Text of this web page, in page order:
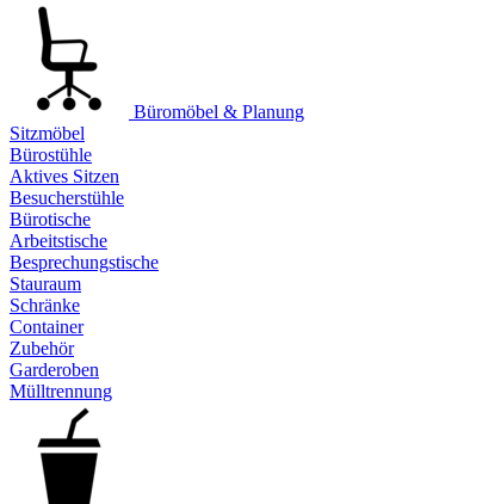
Büromöbel & Planung
Sitzmöbel
Bürostühle
Aktives Sitzen
Besucherstühle
Bürotische
Arbeitstische
Besprechungstische
Stauraum
Schränke
Container
Zubehör
Garderoben
Mülltrennung